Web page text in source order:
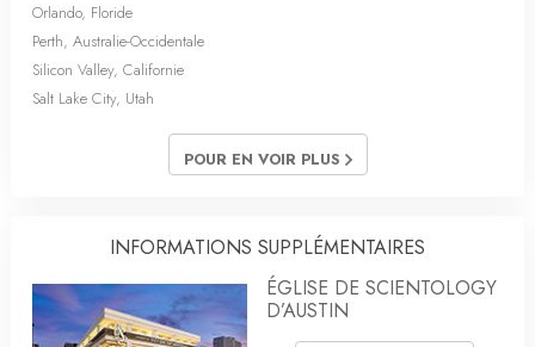
Orlando, Floride
Perth, Australie-Occidentale
Silicon Valley, Californie
Salt Lake City, Utah
POUR EN VOIR PLUS
INFORMATIONS SUPPLÉMENTAIRES
ÉGLISE DE SCIENTOLOGY
D’AUSTIN